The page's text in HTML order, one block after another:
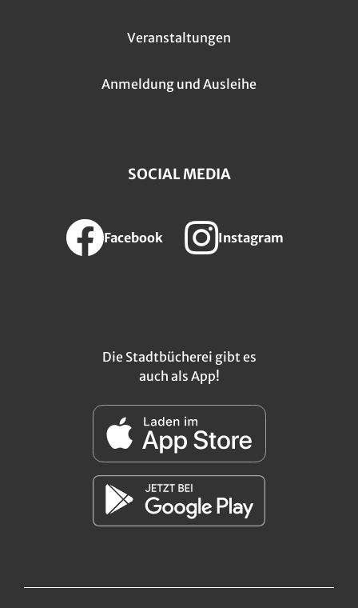
Veranstaltungen
Anmeldung und Ausleihe
SOCIAL MEDIA
Facebook Instagram
Die Stadtbücherei gibt es
auch als App!